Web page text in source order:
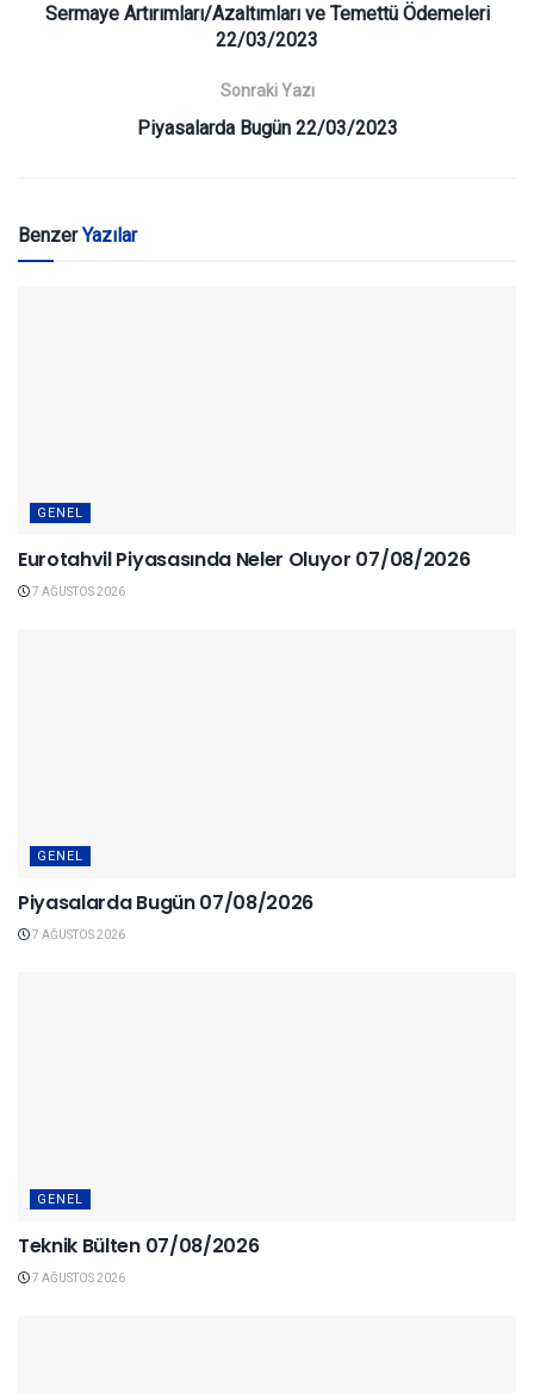
Sermaye Artırımları/Azaltımları ve Temettü Ödemeleri
22/03/2023
Sonraki Yazı
Piyasalarda Bugün 22/03/2023
BenzerYazılar
GENEL
Eurotahvil Piyasasında Neler Oluyor 07/08/2026
7 AĞUSTOS 2026
GENEL
Piyasalarda Bugün 07/08/2026
7 AĞUSTOS 2026
GENEL
Teknik Bülten 07/08/2026
7 AĞUSTOS 2026